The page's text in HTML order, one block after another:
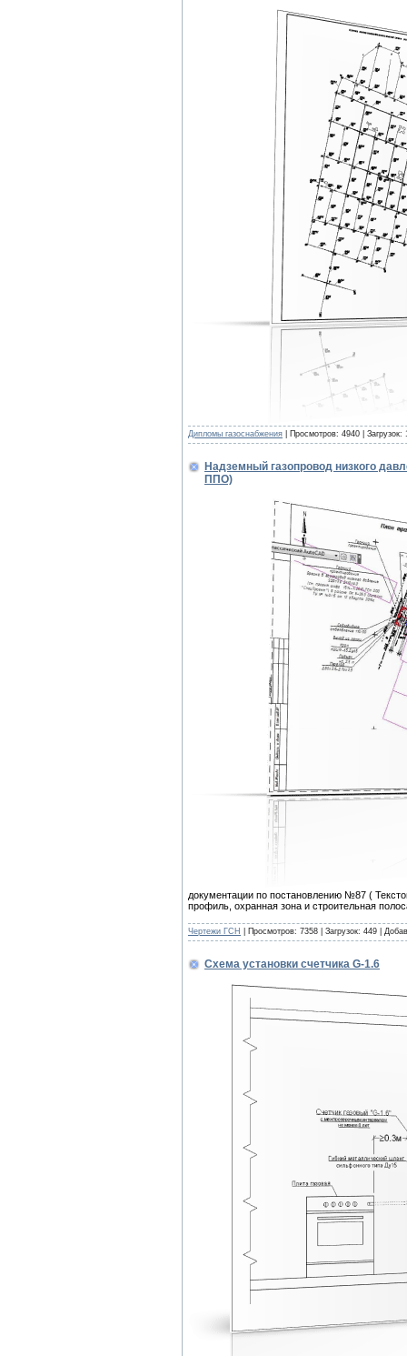
Дипломы газоснабжения | Просмотров: 4940 |
Надземный газопровод низкого
ППО)
документации по постановлению №87 (
профиль, охранная зона и строительная
Чертежи ГСН | Просмотров: 7358 | Загрузок: 449 |
Схема установки счетчика G-1.6